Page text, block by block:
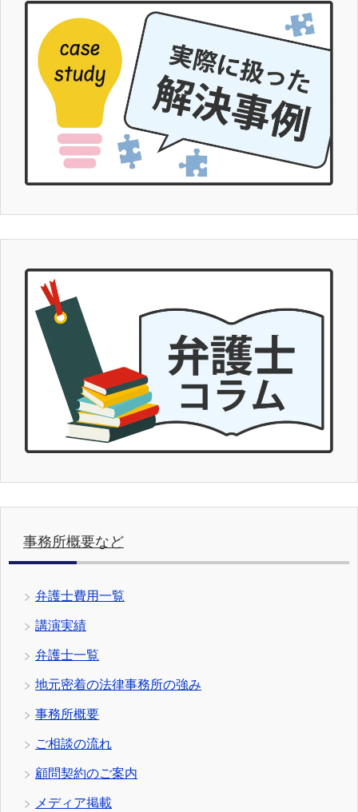
事務所概要など
弁護士費用一覧
講演実績
弁護士一覧
地元密着の法律事務所の強み
事務所概要
ご相談の流れ
顧問契約のご案内
メディア掲載